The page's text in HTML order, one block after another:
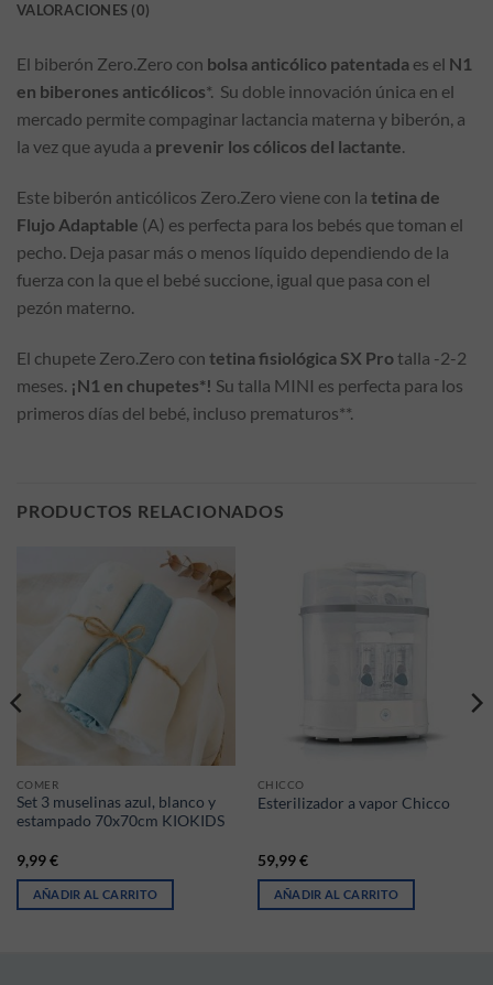
VALORACIONES (0)
El biberón Zero.Zero con bolsa anticólico patentada es el N1
en biberones anticólicos*. Su doble innovación única en el
mercado permite compaginar lactancia materna y biberón, a
la vez que ayuda a prevenir los cólicos del lactante.
Este biberón anticólicos Zero.Zero viene con la tetina de
Flujo Adaptable (A) es perfecta para los bebés que toman el
pecho. Deja pasar más o menos líquido dependiendo de la
fuerza con la que el bebé succione, igual que pasa con el
pezón materno.
El chupete Zero.Zero con tetina fisiológica SX Protalla -2-2
meses. ¡N1 en chupetes*! Su talla MINI es perfecta para los
primeros días del bebé, incluso prematuros**.
PRODUCTOS RELACIONADOS
COMER
Set 3 muselinas azul, blanco y
estampado 70x70cm KIOKIDS
9,99€
AÑADIR AL CARRITO
CHICCO
Esterilizador a vapor Chicco
59,99€
AÑADIR AL CARRITO